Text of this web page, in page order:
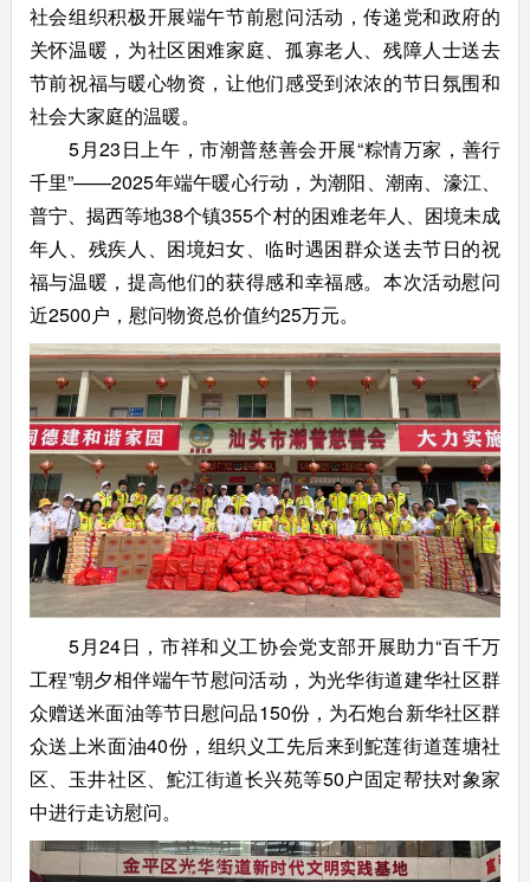
社会组织积极开展端午节前慰问活动，传递党和政府的
关怀温暖，为社区困难家庭、孤寡老人、残障人士送去
节前祝福与暖心物资，让他们感受到浓浓的节日氛围和
社会大家庭的温暖。
5月23日上午，市潮普慈善会开展“粽情万家，善行
千里”——2025年端午暖心行动，为潮阳、潮南、濠江、
普宁、揭西等地38个镇355个村的困难老年人、困境未成
年人、残疾人、困境妇女、临时遇困群众送去节日的祝
福与温暖，提高他们的获得感和幸福感。本次活动慰问
近2500户，慰问物资总价值约25万元。
5月24日，市祥和义工协会党支部开展助力“百千万
工程”朝夕相伴端午节慰问活动，为光华街道建华社区群
众赠送米面油等节日慰问品150份，为石炮台新华社区群
众送上米面油40份，组织义工先后来到鮀莲街道莲塘社
区、玉井社区、鮀江街道长兴苑等50户固定帮扶对象家
中进行走访慰问。